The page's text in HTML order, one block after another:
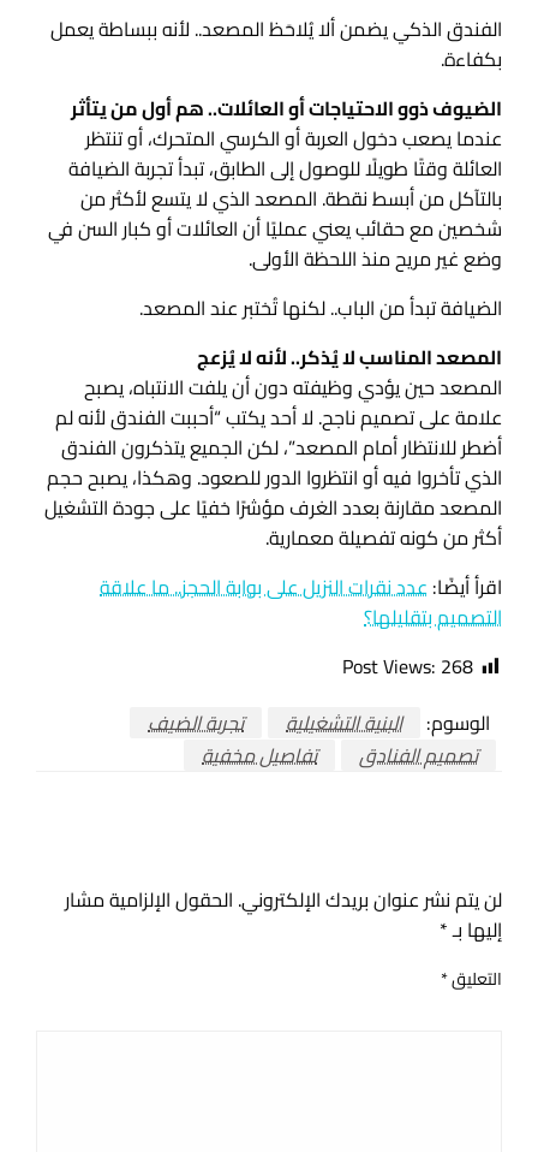
الفندق الذكي يضمن ألا يُلاحَظ المصعد.. لأنه ببساطة يعمل
بكفاءة.
الضيوف ذوو الاحتياجات أو العائلات.. هم أول من يتأثر
عندما يصعب دخول العربة أو الكرسي المتحرك، أو تنتظر
العائلة وقتًا طويلًا للوصول إلى الطابق، تبدأ تجربة الضيافة
بالتآكل من أبسط نقطة. المصعد الذي لا يتسع لأكثر من
شخصين مع حقائب يعني عمليًا أن العائلات أو كبار السن في
وضع غير مريح منذ اللحظة الأولى.
الضيافة تبدأ من الباب.. لكنها تُختبر عند المصعد.
المصعد المناسب لا يُذكر.. لأنه لا يُزعج
المصعد حين يؤدي وظيفته دون أن يلفت الانتباه، يصبح
علامة على تصميم ناجح. لا أحد يكتب “أحببت الفندق لأنه لم
أضطر للانتظار أمام المصعد”، لكن الجميع يتذكرون الفندق
الذي تأخروا فيه أو انتظروا الدور للصعود. وهكذا، يصبح حجم
المصعد مقارنة بعدد الغرف مؤشرًا خفيًا على جودة التشغيل
أكثر من كونه تفصيلة معمارية.
اقرأ أيضًا:عدد نقرات النزيل على بوابة الحجز.. ما علاقة
التصميم بتقليلها؟
Post Views: 268
الوسوم:
البنية التشغيلية
تجربة الضيف
تصميم الفنادق
تفاصيل مخفية
لن يتم نشر عنوان بريدك الإلكتروني. الحقول الإلزامية مشار
إليها بـ*
التعليق*